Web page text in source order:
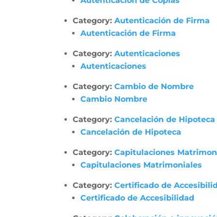
Category:Autenticación de Firma
Autenticación de Firma
Category:Autenticaciones
Autenticaciones
Category:Cambio de Nombre
Cambio Nombre
Category:Cancelación de Hipoteca
Cancelación de Hipoteca
Category:Capitulaciones
Capitulaciones Matrimoniales
Category:Certificado de
Certificado de Accesibilidad